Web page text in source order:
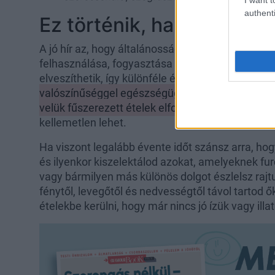
Ez történik, ha lejárnak
A jó hír az, hogy általánosságban azt
felhasználása, fogyasztása nem veszélyes,
elveszíthetik, így különféle ételekhez adva
valószínűséggel egészségügyi problémákat
velük fűszerezett ételek elfogyasztásától
, ami
kellemetlen lehet.
Ha viszont legalább évente időt szánsz arra,
és ilyenkor kiszelektálod azokat, amelyeknek
vagy bármilyen más különös dolgot észlelsz
fénytől, levegőtől és nedvességtől távol tartod
ételekbe kerülni, hogy már nincs jó ízük vagy